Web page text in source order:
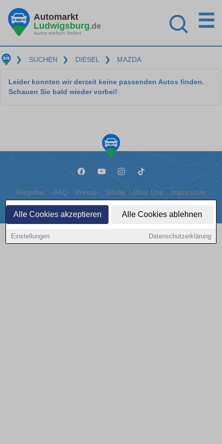
Alle Cookies akzeptieren Alle Cookies ablehnen
Einstellungen Datenschutzerklärung
Automarkt
Ludwigsburg.de
Autos einfach finden
☰
❯ SUCHEN ❯ DIESEL ❯ MAZDA
Leider konnten wir derzeit keine passenden Autos finden.
Schauen Sie bald wieder vorbei!
Ratgeber FAQ Presse Städte Über Uns Impressum
Datenschutz Cookies
Copyright © 2000 - 2026 | 1A Infosysteme GmbH | Content by: 1a-sites-autos